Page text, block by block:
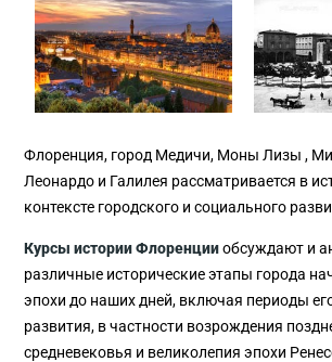
Флоренция, город Медичи, Моны Лизы ,
Леонардо и Галилея рассматривается в
контексте городского и социального
Курсы истории Флоренцииобсуждают и
различные исторические этапы города
эпохи до наших дней, включая периоды
развития, в частности возрождения
средневековья и великолепия эпохи